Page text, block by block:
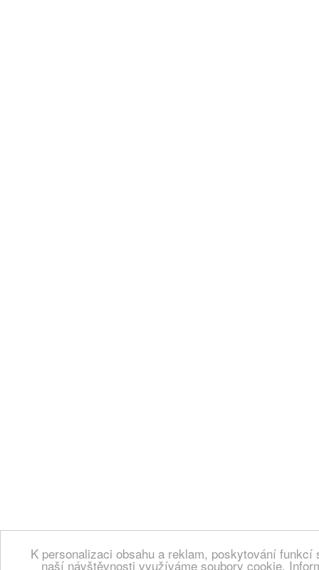
K personalizaci obsahu a reklam, poskytování
naší návštěvnosti využíváme soubory cookie.